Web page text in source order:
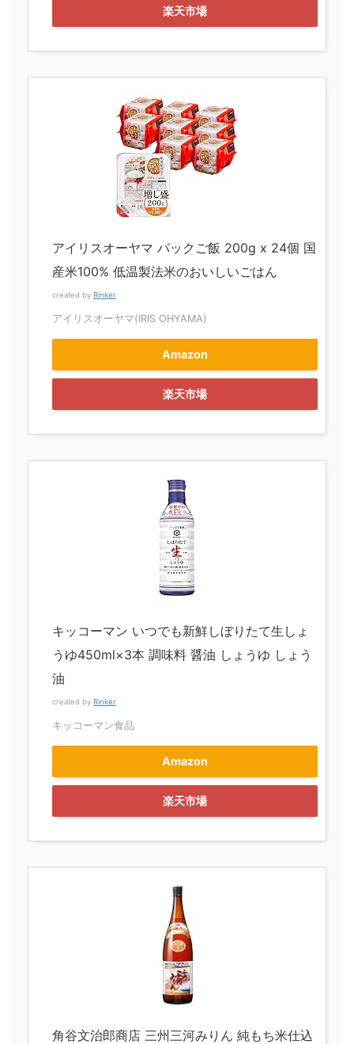
楽天市場
アイリスオーヤマ パックご飯 200g x 24個 国
産米100% 低温製法米のおいしいごはん
created by Rinker
アイリスオーヤマ(IRIS OHYAMA)
Amazon
楽天市場
キッコーマン いつでも新鮮しぼりたて生しょ
うゆ450ml×3本 調味料 醤油 しょうゆ しょう
油
created by Rinker
キッコーマン食品
Amazon
楽天市場
角谷文治郎商店 三州三河みりん 純もち米仕込